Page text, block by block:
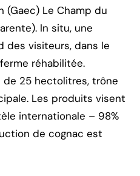
(Gaec) Le Champ du
In situ, une
des visiteurs, dans le
réhabilitée.
de 25 hectolitres, trône
Les produits visent
internationale – 98%
de cognac est